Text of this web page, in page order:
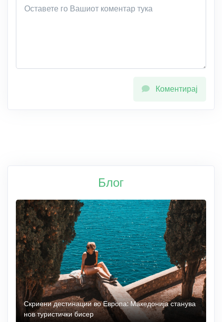
Коментирај
Блог
Скриени дестинации во Европа: Македонија станува
нов туристички бисер